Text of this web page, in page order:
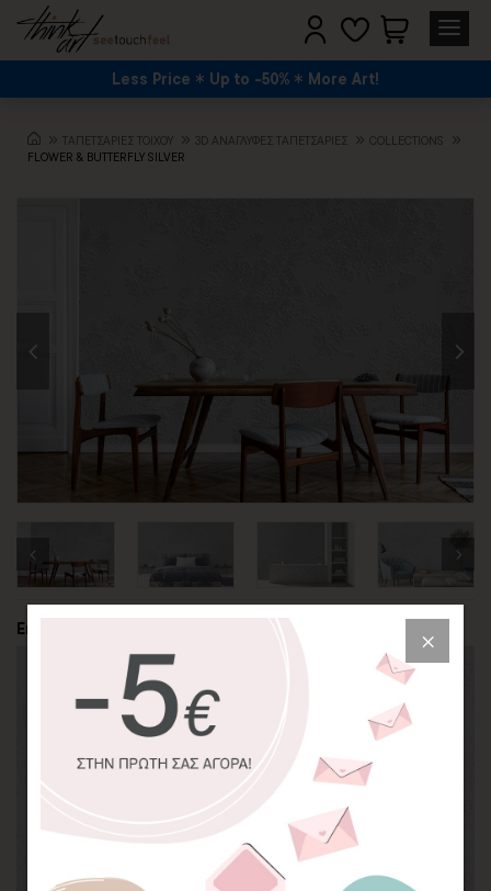
Less Price Up to -50% More Art!
TΑΠΕΤΣΑΡΙΕΣ ΤΟΙΧΟΥ 3D AΝΑΓΛΥΦΕΣ TΑΠΕΤΣΑΡΙΕΣ
COLLECTIONS
FLOWER & BUTTERFLY SILVER
Επιλέξτε την περικοπή της φωτογραφίας